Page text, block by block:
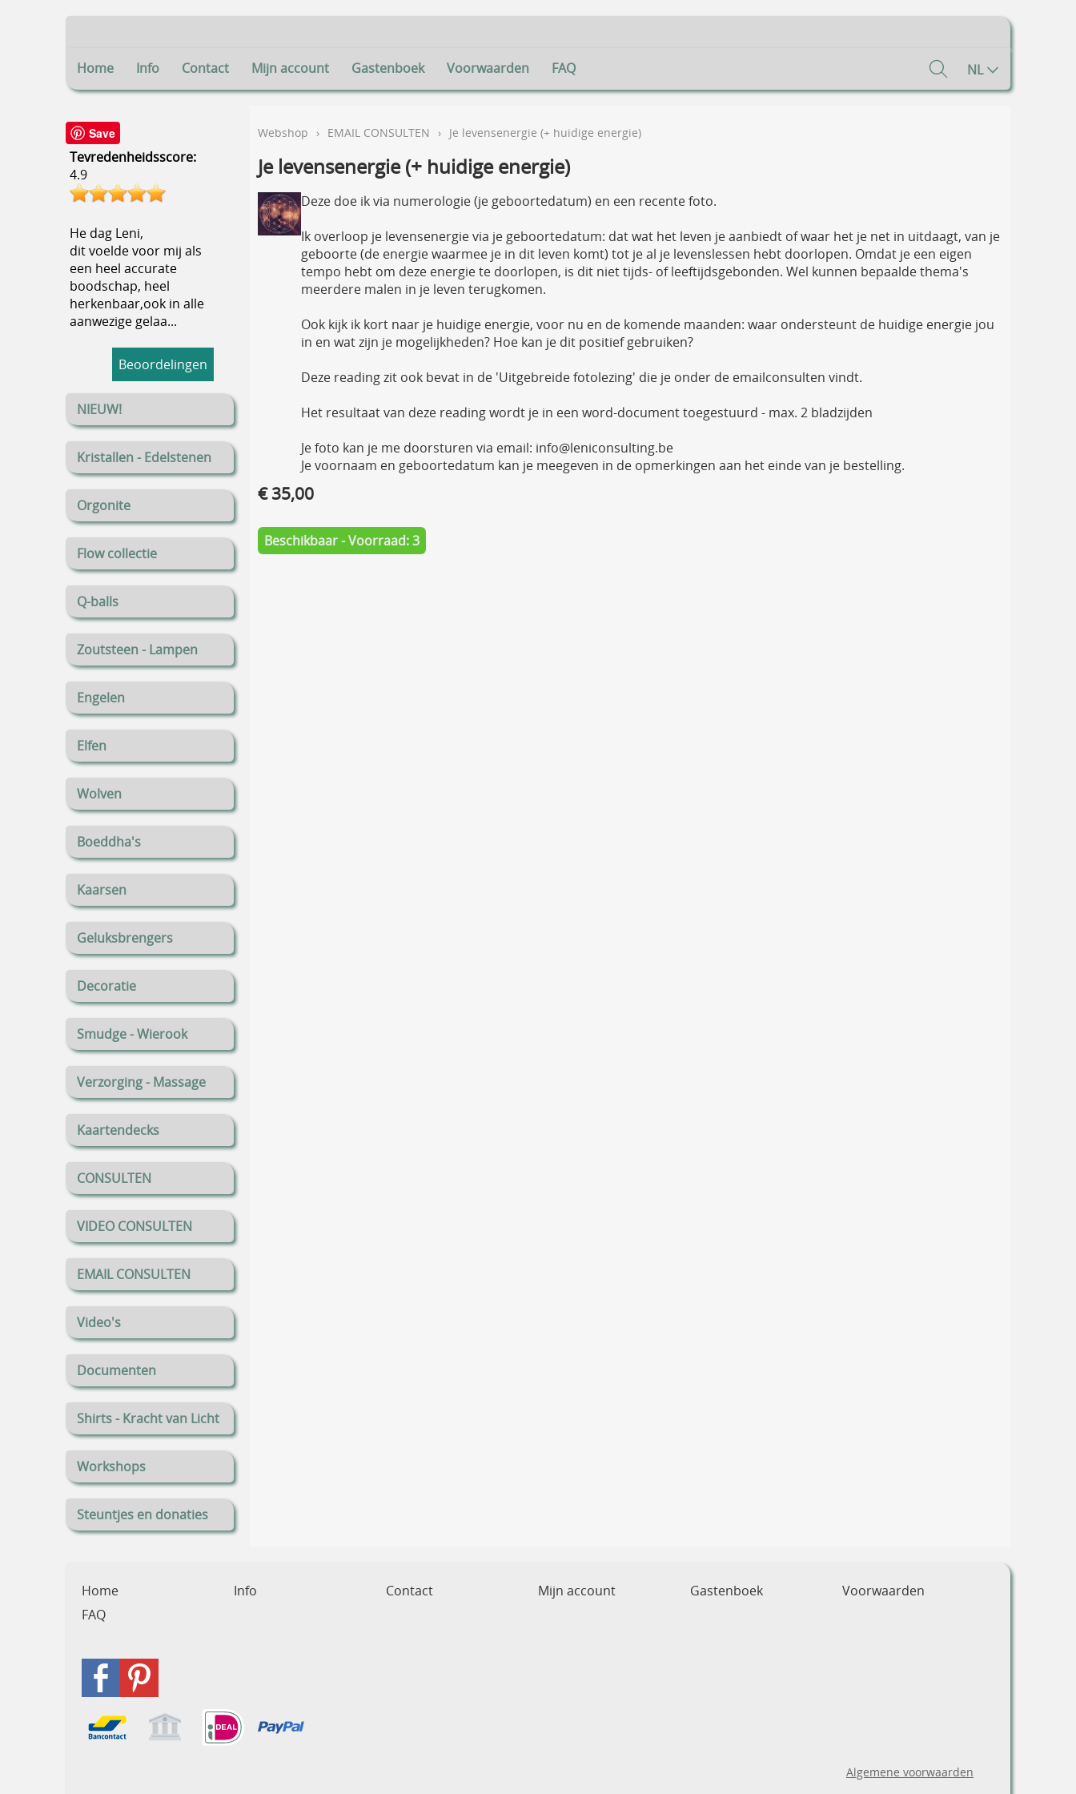
Home Info Contact Mijn account Gastenboek Voorwaarden FAQ NL
Save
Tevredenheidsscore:
4.9
He dag Leni,
dit voelde voor mij als
een heel accurate
boodschap, heel
herkenbaar,ook in alle
aanwezige gelaa...
Beoordelingen
NIEUW!
Kristallen - Edelstenen
Orgonite
Flow collectie
Q-balls
Zoutsteen - Lampen
Engelen
Elfen
Wolven
Boeddha's
Kaarsen
Geluksbrengers
Decoratie
Smudge - Wierook
Verzorging - Massage
Kaartendecks
CONSULTEN
VIDEO CONSULTEN
EMAIL CONSULTEN
Video's
Documenten
Shirts - Kracht van Licht
Workshops
Steuntjes en donaties
Webshop › EMAIL CONSULTEN › Je levensenergie (+ huidige energie)
Je levensenergie (+ huidige energie)
Deze doe ik via numerologie (je geboortedatum) en een recente foto.
Ik overloop je levensenergie via je geboortedatum: dat wat het leven je aanbiedt of waar het je net in uitdaagt, van je
geboorte (de energie waarmee je in dit leven komt) tot je al je levenslessen hebt doorlopen. Omdat je een eigen
tempo hebt om deze energie te doorlopen, is dit niet tijds- of leeftijdsgebonden. Wel kunnen bepaalde thema's
meerdere malen in je leven terugkomen.
Ook kijk ik kort naar je huidige energie, voor nu en de komende maanden: waar ondersteunt de huidige energie jou
in en wat zijn je mogelijkheden? Hoe kan je dit positief gebruiken?
Deze reading zit ook bevat in de 'Uitgebreide fotolezing' die je onder de emailconsulten vindt.
Het resultaat van deze reading wordt je in een word-document toegestuurd - max. 2 bladzijden
Je foto kan je me doorsturen via email: info@leniconsulting.be
Je voornaam en geboortedatum kan je meegeven in de opmerkingen aan het einde van je bestelling.
€ 35,00
Beschikbaar - Voorraad: 3
Home Info Contact Mijn account Gastenboek
Voorwaarden
FAQ
Algemene voorwaarden